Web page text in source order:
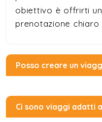
obiettivo è offrirti
prenotazione chiaro
Posso creare un
Ci sono viaggi adatti